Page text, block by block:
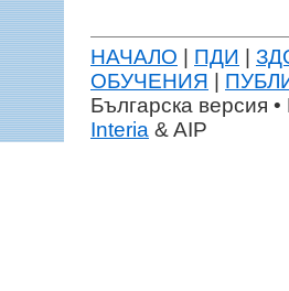
НАЧАЛО | ПДИ |
ОБУЧЕНИЯ |
Българска версия
Interia & AIP